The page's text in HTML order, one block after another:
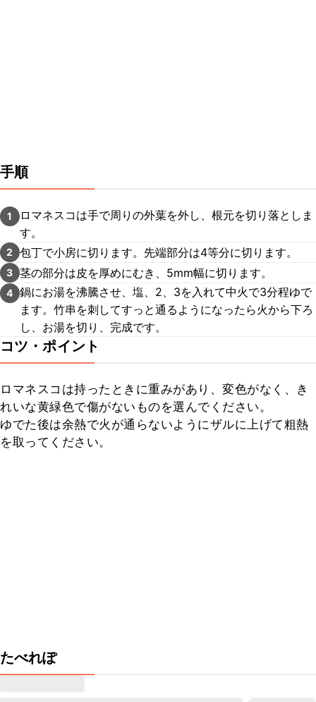
手順
1
ロマネスコは手で周りの外葉を外し、根元を切り落としま
す。
2 包丁で小房に切ります。先端部分は4等分に切ります。
3 茎の部分は皮を厚めにむき、5mm幅に切ります。
4 鍋にお湯を沸騰させ、塩、2、3を入れて中火で3分程ゆで
ます。竹串を刺してすっと通るようになったら火から下ろ
し、お湯を切り、完成です。
コツ・ポイント
ロマネスコは持ったときに重みがあり、変色がなく、き
れいな黄緑色で傷がないものを選んでください。
ゆでた後は余熱で火が通らないようにザルに上げて粗熱
を取ってください。
たべれぽ